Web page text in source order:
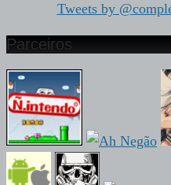
Tweets by
Parceiros